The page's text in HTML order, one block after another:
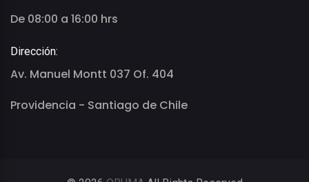
De 08:00 a 16:00 hrs
Dirección:
Av. Manuel Montt 037 Of. 404
Providencia - Santiago de Chile